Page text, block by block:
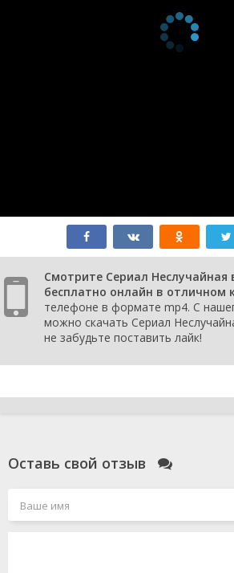
Смотрите Сериал Неслучайная
бесплатно онлайн в отличном
телефоне в формате mp4. С
можно скачать Сериал
не забудьте поставить лайк!
Оставь свой отзыв